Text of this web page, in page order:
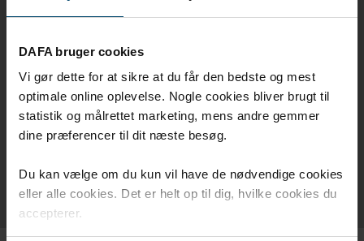
DAFA bruger cookies
Vi gør dette for at sikre at du får den bedste og mest
optimale online oplevelse. Nogle cookies bliver brugt til
statistik og målrettet marketing, mens andre gemmer
dine præferencer til dit næste besøg.
Du kan vælge om du kun vil have de nødvendige cookies
eller alle cookies. Det er helt op til dig, hvilke cookies du
accepterer.
DAFA UNIVERSAL PRIMER - NO
DAFA ZERO WASTE TAPE - NO
DAFA RENOVERINGSKRAVE - NO
DAFA EZYFOLD - NO